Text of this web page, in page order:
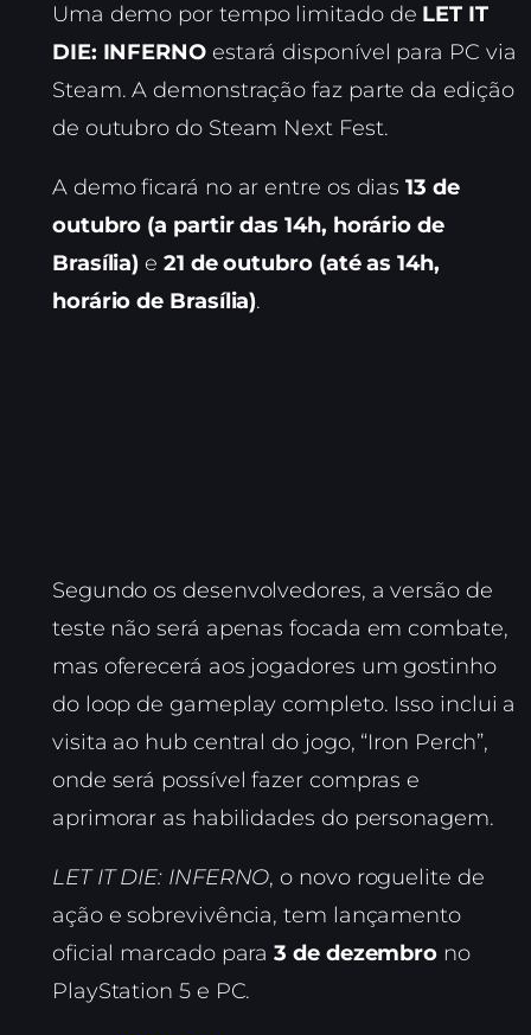
Uma demo por tempo limitado de LET IT
DIE: INFERNOestará disponível para PC via
Steam. A demonstração faz parte da edição
de outubro do Steam Next Fest.
A demo ficará no ar entre os dias13 de
outubro (a partir das 14h, horário de
Brasília) e 21 de outubro (até as 14h,
horário de Brasília).
Segundo os desenvolvedores, a versão de
teste não será apenas focada em combate,
mas oferecerá aos jogadores um gostinho
do loop de gameplay completo. Isso inclui a
visita ao hub central do jogo, “Iron Perch”,
onde será possível fazer compras e
aprimorar as habilidades do personagem.
LET IT DIE: INFERNO, o novo roguelite de
ação e sobrevivência, tem lançamento
oficial marcado para3 de dezembro no
PlayStation 5 e PC.